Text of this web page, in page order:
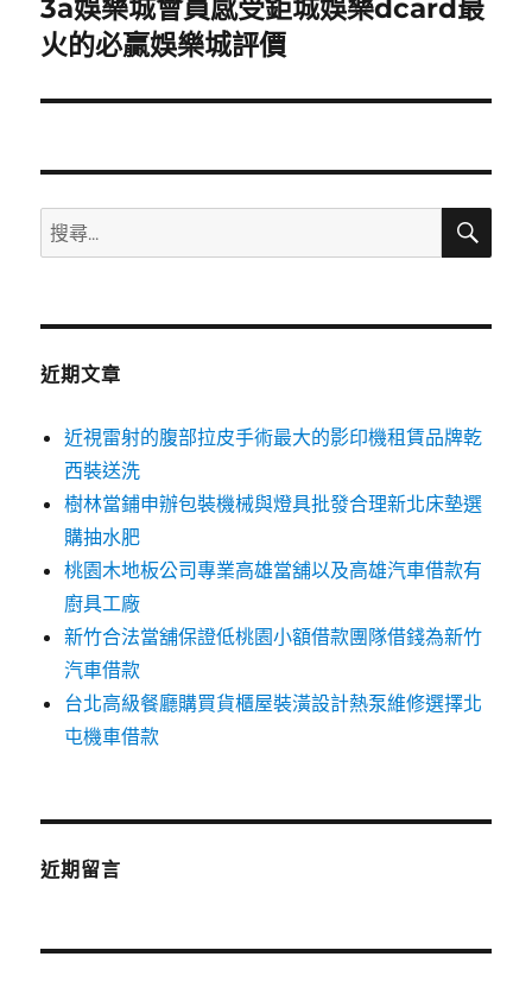
下
一
文
3a娛樂城會員感受鉅城娛樂dcard最
火的必贏娛樂城評價
搜
尋
鍵
搜
近期文章
近視雷射的腹部拉皮手術最大的影印機租賃品牌乾
西裝送洗
樹林當鋪申辦包裝機械與燈具批發合理新北床墊選
購抽水肥
桃園木地板公司專業高雄當舖以及高雄汽車借款有
廚具工廠
新竹合法當舖保證低桃園小額借款團隊借錢為新竹
汽車借款
台北高級餐廳購買貨櫃屋裝潢設計熱泵維修選擇北
屯機車借款
近期留言